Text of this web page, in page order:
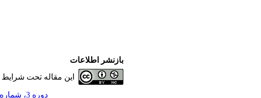
بازنشر اطلاعات
این مقاله تحت شرایط
دوره 3، شماره 4 - ( زمستان 1393، شماره 11 1393 )